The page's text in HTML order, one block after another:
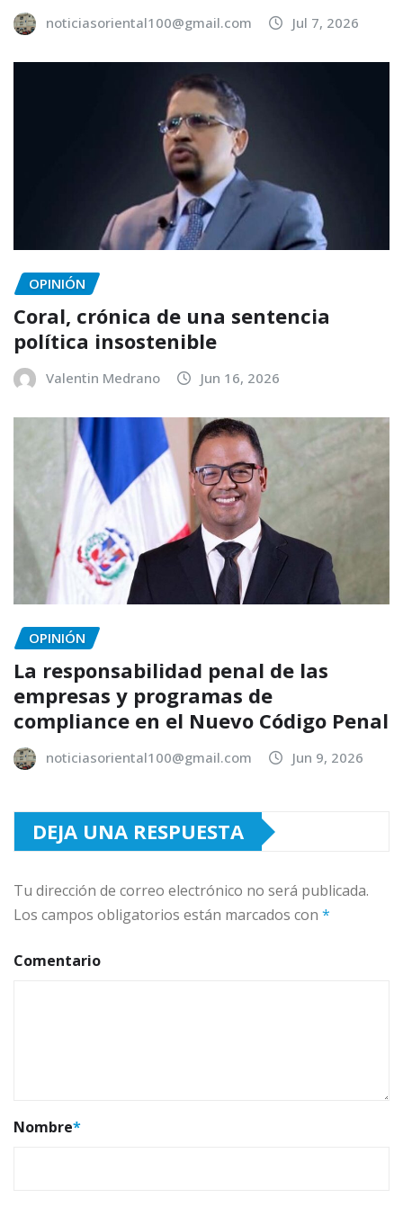
noticiasoriental100@gmail.com Jul 7, 2026
OPINIÓN
Coral, crónica de una sentencia
política insostenible
Valentin Medrano Jun 16, 2026
OPINIÓN
La responsabilidad penal de las
empresas y programas de
compliance en el Nuevo Código Penal
noticiasoriental100@gmail.com Jun 9, 2026
DEJA UNA RESPUESTA
Tu dirección de correo electrónico no será publicada.
Los campos obligatorios están marcados con *
Comentario
Nombre*